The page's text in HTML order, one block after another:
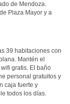
de Mendoza.
Plaza Mayor y a
39 habitaciones con
Mantén el
gratis. El baño
personal gratuitos y
caja fuerte y
todos los días.